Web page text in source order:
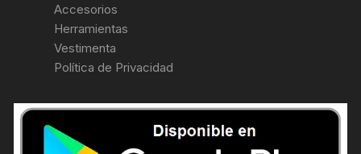
Accesorios
Herramientas
Vestimenta
Política de Privacidad